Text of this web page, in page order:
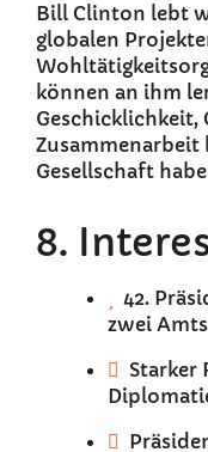
Bill Clinton lebt
globalen
können an ihm
Gesellschaft
8.
42.
zwei
Starker